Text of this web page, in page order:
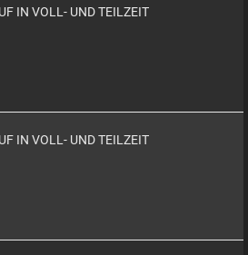
IN VOLL- UND TEILZEIT
IN VOLL- UND TEILZEIT